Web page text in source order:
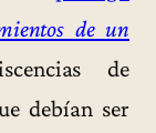
de un
de
debían ser